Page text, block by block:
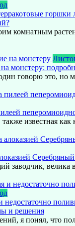
горшки
комнатным
монстеру:
говорю это, но
известная как
заводчик, велика
и решения
я понял, что